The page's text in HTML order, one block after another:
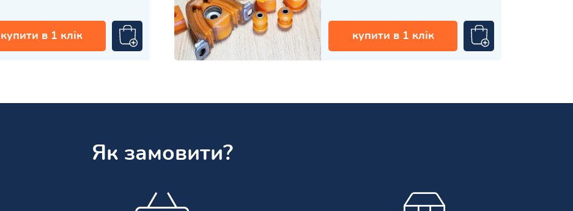
купити в 1 клік купити в 1 клік
Як замовити?